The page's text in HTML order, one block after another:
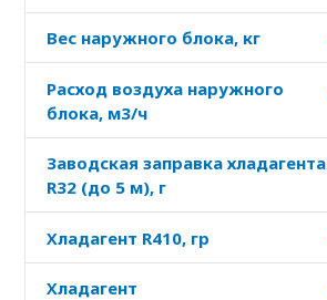
Вес наружного блока, кг
Расход воздуха наружного
блока, м3/ч
Заводская заправка хладагента
R32 (до 5 м), г
Хладагент R410, гр
Хладагент